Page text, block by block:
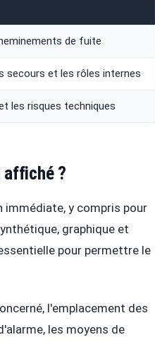
de fuite
secours et les rôles internes
les risques techniques
affiché ?
immédiate, y compris pour
graphique et
pour permettre le
l'emplacement des
les moyens de